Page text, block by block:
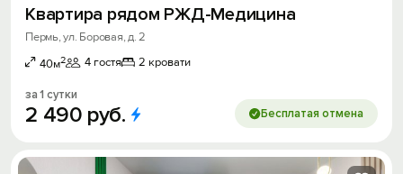
Квартира рядом РЖД-Медицина
Пермь, ул. Боровая, д. 2
40м2 4 гостя 2 кровати
за 1 сутки
2 490 руб. Бесплатая отмена